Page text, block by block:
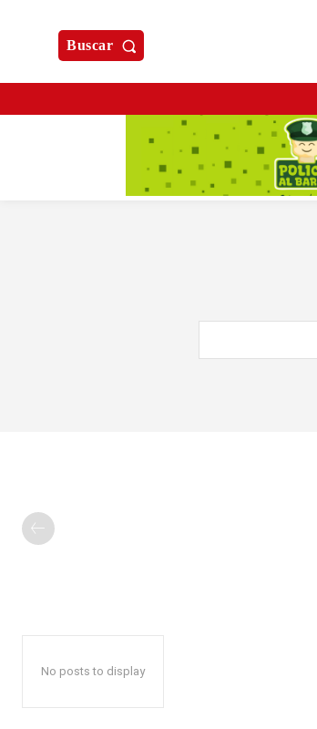
Buscar
No posts to display